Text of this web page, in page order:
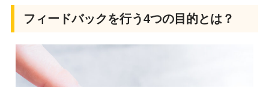
フィードバックを行う4つの目的とは？